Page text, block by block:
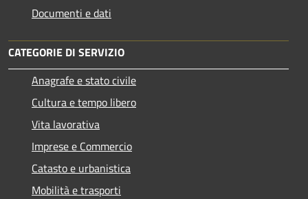
Documenti e dati
CATEGORIE DI SERVIZIO
Anagrafe e stato civile
Cultura e tempo libero
Vita lavorativa
Imprese e Commercio
Catasto e urbanistica
Mobilità e trasporti